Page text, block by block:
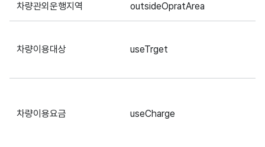
차량관외운행지역 outsideOpratArea
차량이용대상 useTrget
차량이용요금 useCharge